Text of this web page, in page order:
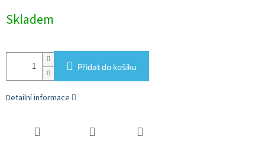
cena:
Skladem
Přidat do košíku
Detailní informace